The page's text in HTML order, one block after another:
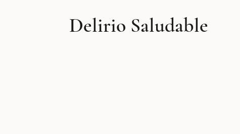
Delirio Saludable